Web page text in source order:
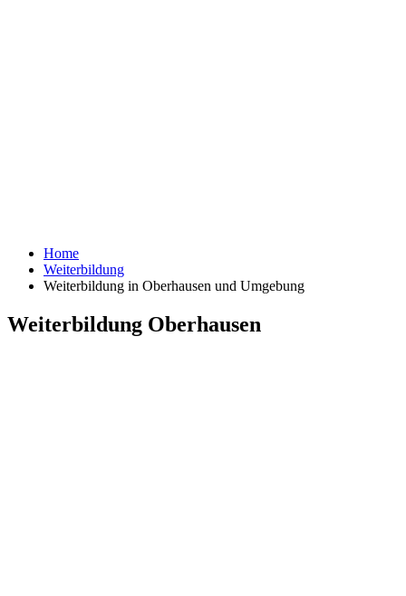
Home
Weiterbildung
Weiterbildung in Oberhausen und Umgebung
Weiterbildung Oberhausen